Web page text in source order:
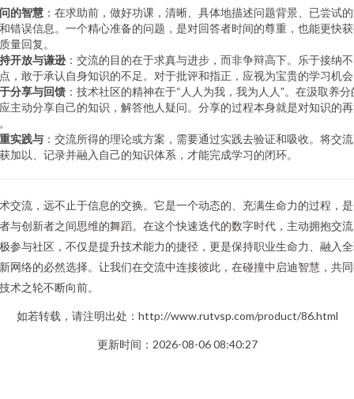
的智慧 ：在求助前，做好功课，清晰、具体地描述问题背景、已尝试
错误信息。一个精心准备的问题，是对回答者时间的尊重，也能更快
量回复。
开放与谦逊：交流的目的在于求真与进步，而非争辩高下。乐于接纳
，敢于承认自身知识的不足。对于批评和指正，应视为宝贵的学习机
分享与回馈 ：技术社区的精神在于“人人为我，我为人人”。在汲取养分
主动分享自己的知识，解答他人疑问。分享的过程本身就是对知识的
实践与 ：交流所得的理论或方案，需要通过实践去验证和吸收。将交
加以、记录并融入自己的知识体系，才能完成学习的闭环。
交流，远不止于信息的交换。它是一个动态的、充满生命力的过程，
与创新者之间思维的舞蹈。在这个快速迭代的数字时代，主动拥抱交
参与社区，不仅是提升技术能力的捷径，更是保持职业生命力、融入
网络的必然选择。让我们在交流中连接彼此，在碰撞中启迪智慧，共
术之轮不断向前。
如若转载，请注明出处：http://www.rutvsp.com/product/86.html
更新时间：2026-08-06 08:40:27